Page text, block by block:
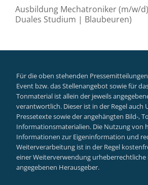
Ausbildung Mechatroniker (m/w/
Duales Studium | Blaubeuren)
Für die oben stehenden
Event bzw. das Stellenangebot sowie für
Tonmaterial ist allein der jeweils
verantwortlich. Dieser ist in der Regel auch
Pressetexte sowie der angehängten Bild-,
Informationsmaterialien. Die Nutzung von
Informationen zur Eigeninformation und
Weiterverarbeitung ist in der Regel
einer Weiterverwendung urheberrechtliche
angegebenen Herausgeber.